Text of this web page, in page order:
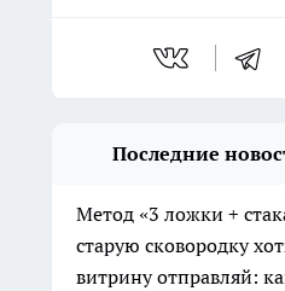
Последние
Метод «3 ложки +
старую сковородку
витрину отправляй: